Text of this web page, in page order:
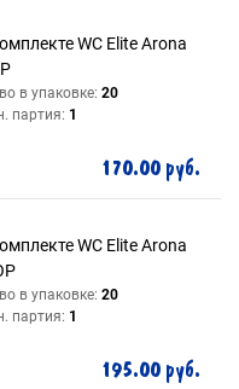
WC Elite Arona
в упаковке: 20
партия: 1
170.00 руб.
WC Elite Arona
в упаковке: 20
партия: 1
195.00 руб.